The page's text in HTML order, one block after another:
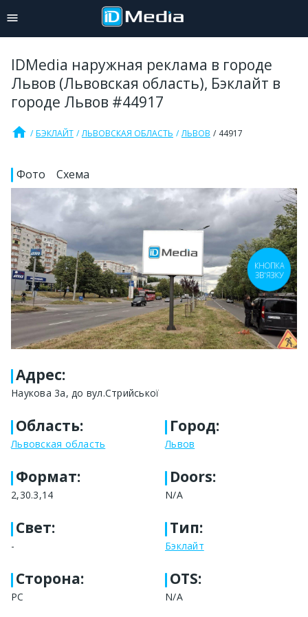
IDMedia наружная реклама в городе
Львов (Львовская область), Бэклайт в
городе Львов #44917
home БЭКЛАЙТ ЛЬВОВСКАЯ ОБЛАСТЬ ЛЬВОВ 44917
Фото Схема
Адрес:
Наукова 3а, до вул.Стрийської
Область:
Львовская область
Город:
Львов
Формат:
2,30.3,14
Doors:
N/A
Свет:
-
Тип:
Бэклайт
Сторона:
PC
OTS:
N/A
КНОПКА
ЗВ'ЯЗКУ